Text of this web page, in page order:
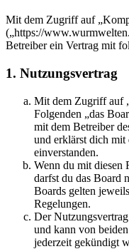
Mit dem Zugriff auf
(„https://
Betreiber ein Vertrag mit
1. Nutzungsvertrag
Mit dem Zugriff auf
Folgenden „das
mit dem Betreiber
und erklärst dich mit
einverstanden.
Wenn du mit diesen
darfst du das Board
Boards gelten
Regelungen.
Der
und kann von
jederzeit gekündigt